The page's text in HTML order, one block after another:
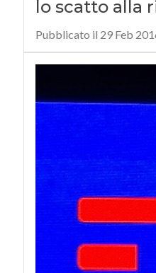
lo scatto alla
Pubblicato il 29 Feb